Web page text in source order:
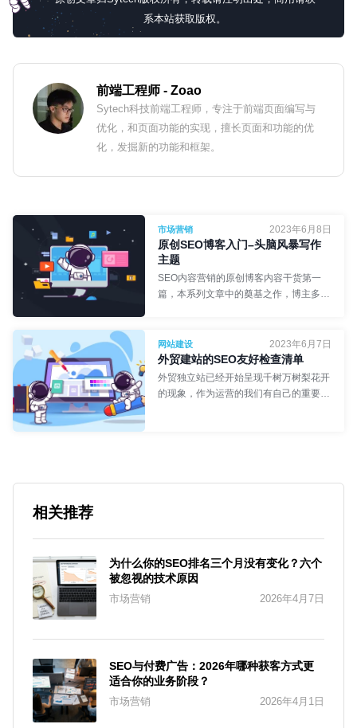
系本站获取版权。
前端工程师 - Zoao
Sytech科技前端工程师，专注于前端页面编写与
优化，和页面功能的实现，擅长页面和功能的优
化，发掘新的功能和框架。
2023年6月8日
市场营销
原创SEO博客入门–头脑风暴写作
主题
SEO内容营销的原创博客内容干货第一
篇，本系列文章中的奠基之作，博主多年
网络工程师- 食不言
2023年6月7日
网站建设
外贸建站的SEO友好检查清单
外贸独立站已经开始呈现千树万树梨花开
的现象，作为运营的我们有自己的重要视
相关推荐
为什么你的SEO排名三个月没有变化？六个
被忽视的技术原因
市场营销 2026年4月7日
SEO与付费广告：2026年哪种获客方式更
适合你的业务阶段？
市场营销 2026年4月1日